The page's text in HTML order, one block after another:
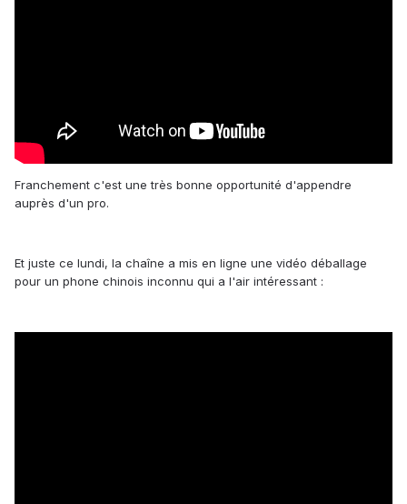
Franchement c'est une très bonne opportunité d'appendre
auprès d'un pro.
Et juste ce lundi, la chaîne a mis en ligne une vidéo déballage
pour un phone chinois inconnu qui a l'air intéressant :